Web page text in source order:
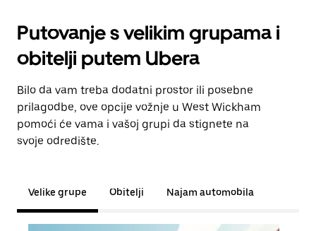
Putovanje s velikim grupama i
obitelji putem Ubera
Bilo da vam treba dodatni prostor ili posebne
prilagodbe, ove opcije vožnje u West Wickham
pomoći će vama i vašoj grupi da stignete na
svoje odredište.
Velike grupe Obitelji Najam automobila